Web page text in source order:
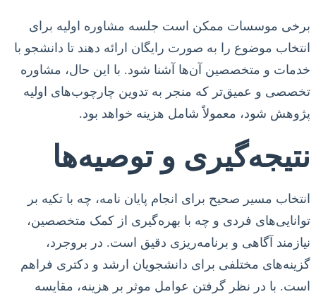
برخی موسسات ممکن است جلسه مشاوره اولیه برای
انتخاب موضوع را به صورت رایگان ارائه دهند تا دانشجو با
خدمات و متخصصین آن‌ها آشنا شود. با این حال، مشاوره
تخصصی و عمیق‌تر که منجر به تدوین چارچوب‌های اولیه
پژوهش شود، معمولاً شامل هزینه خواهد بود.
نتیجه‌گیری و توصیه‌ها
انتخاب مسیر صحیح برای انجام پایان نامه، چه با تکیه بر
توانایی‌های فردی و چه با بهره‌گیری از کمک متخصصین،
نیازمند آگاهی و برنامه‌ریزی دقیق است. در بروجرد،
گزینه‌های مختلفی برای دانشجویان ارشد و دکتری فراهم
است. با در نظر گرفتن عوامل موثر بر هزینه، مقایسه